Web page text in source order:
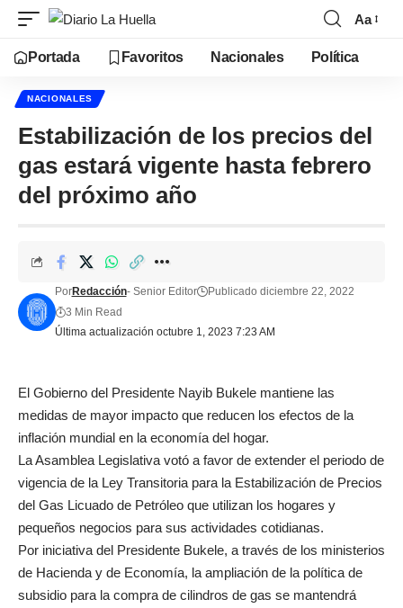
Aa
Portada Favoritos Nacionales Política
NACIONALES
Estabilización de los precios del
gas estará vigente hasta febrero
del próximo año
Última actualización octubre 1, 2023 7:23 AM
PorRedacción- Senior Editor
Publicado diciembre 22, 2022
3 Min Read
El Gobierno del Presidente Nayib Bukele mantiene las
medidas de mayor impacto que reducen los efectos de la
inflación mundial en la economía del hogar.
La Asamblea Legislativa votó a favor de extender el periodo de
vigencia de la Ley Transitoria para la Estabilización de Precios
del Gas Licuado de Petróleo que utilizan los hogares y
pequeños negocios para sus actividades cotidianas.
Por iniciativa del Presidente Bukele, a través de los ministerios
de Hacienda y de Economía, la ampliación de la política de
subsidio para la compra de cilindros de gas se mantendrá